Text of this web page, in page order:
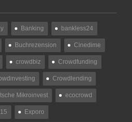
Banking bankless24
Buchrezension Cinedime
crowdbiz Crowdfunding
Crowdlending
Mikroinvest ecocrowd
Exporo